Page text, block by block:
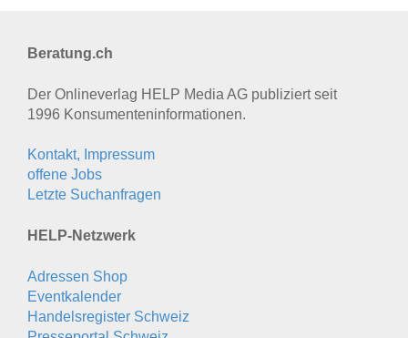
Beratung.ch
Der Onlineverlag HELP Media AG publiziert seit
1996 Konsumenten­informationen.
Kontakt, Impressum
offene Jobs
Letzte Suchanfragen
HELP-Netzwerk
Adressen Shop
Eventkalender
Handelsregister Schweiz